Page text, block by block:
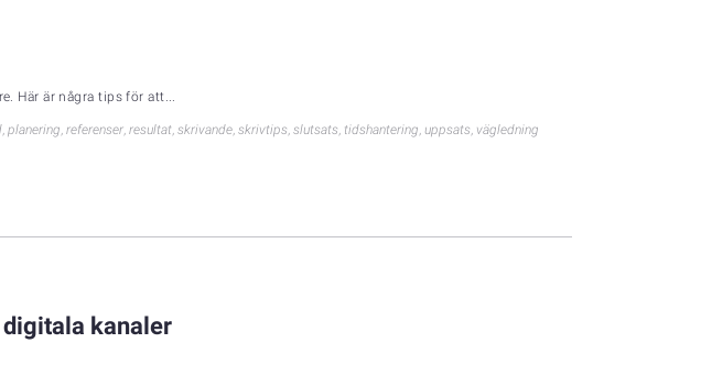
Här är några tips för att...
, planering, referenser, resultat, skrivande, skrivtips, slutsats, tidshantering, uppsats, vägledning
kanaler